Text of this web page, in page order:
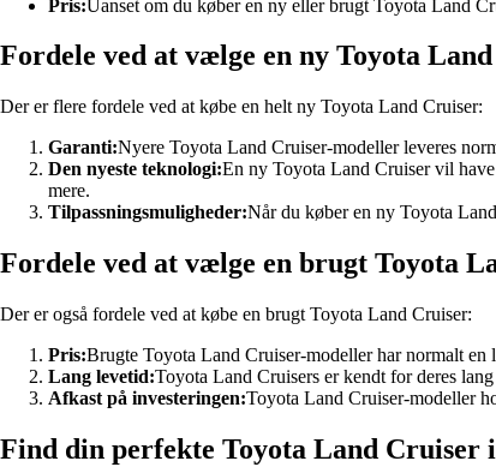
Pris:Uanset om du køber en ny eller brugt Toyota Land
Fordele ved at vælge en ny Toyota
Der er flere fordele ved at købe en helt ny Toyota Land Cruiser:
Garanti:Nyere Toyota Land Cruiser-modeller leveres
Den nyeste teknologi:En ny Toyota Land Cruiser vil
mere.
Tilpassningsmuligheder:Når du køber en ny Toyota
Fordele ved at vælge en brugt Toyota
Der er også fordele ved at købe en brugt Toyota Land Cruiser:
Pris:Brugte Toyota Land Cruiser-modeller har normalt en
Lang levetid:Toyota Land Cruisers er kendt for deres
Afkast på investeringen:Toyota Land Cruiser-modeller
Find din perfekte Toyota Land Cruiser